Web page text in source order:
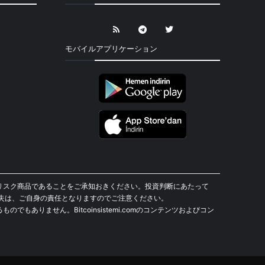
モバイルアプリケーション
ク商品であることをご承知おきください。投資判断にあたって
、ご自身の責任となりますのでご注意ください。
のでもありません。Bitcoinsistemi.comのコンテンツおよびコン